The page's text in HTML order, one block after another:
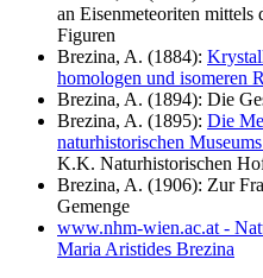
an Eisenmeteoriten mittels
Figuren
Brezina, A. (1884):
homologen und isomeren
Brezina, A. (1894): Die
Brezina, A. (1895): Die
naturhistorischen
K.K. Naturhistorischen
Brezina, A. (1906): Zur
Gemenge
www.nhm-wien.ac.at -
Maria Aristides Brezina